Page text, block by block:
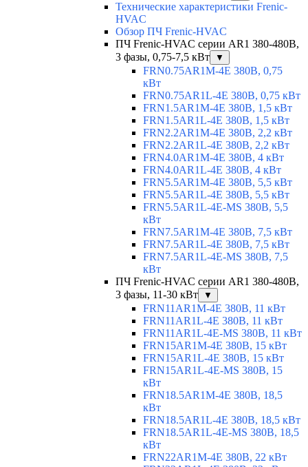
Технические характеристики Frenic-
HVAC
Обзор ПЧ Frenic-HVAC
ПЧ Frenic-HVAC серии AR1 380-480В,
3 фазы, 0,75-7,5 кВт
▼
FRN0.75AR1M-4E 380В, 0,75
кВт
FRN0.75AR1L-4E 380В, 0,75 кВт
FRN1.5AR1M-4E 380В, 1,5 кВт
FRN1.5AR1L-4E 380В, 1,5 кВт
FRN2.2AR1M-4E 380В, 2,2 кВт
FRN2.2AR1L-4E 380В, 2,2 кВт
FRN4.0AR1M-4E 380В, 4 кВт
FRN4.0AR1L-4E 380В, 4 кВт
FRN5.5AR1M-4E 380В, 5,5 кВт
FRN5.5AR1L-4E 380В, 5,5 кВт
FRN5.5AR1L-4E-MS 380В, 5,5
кВт
FRN7.5AR1M-4E 380В, 7,5 кВт
FRN7.5AR1L-4E 380В, 7,5 кВт
FRN7.5AR1L-4E-MS 380В, 7,5
кВт
ПЧ Frenic-HVAC серии AR1 380-480В,
3 фазы, 11-30 кВт
▼
FRN11AR1M-4E 380В, 11 кВт
FRN11AR1L-4E 380В, 11 кВт
FRN11AR1L-4E-MS 380В, 11 кВт
FRN15AR1M-4E 380В, 15 кВт
FRN15AR1L-4E 380В, 15 кВт
FRN15AR1L-4E-MS 380В, 15
кВт
FRN18.5AR1M-4E 380В, 18,5
кВт
FRN18.5AR1L-4E 380В, 18,5 кВт
FRN18.5AR1L-4E-MS 380В, 18,5
кВт
FRN22AR1M-4E 380В, 22 кВт